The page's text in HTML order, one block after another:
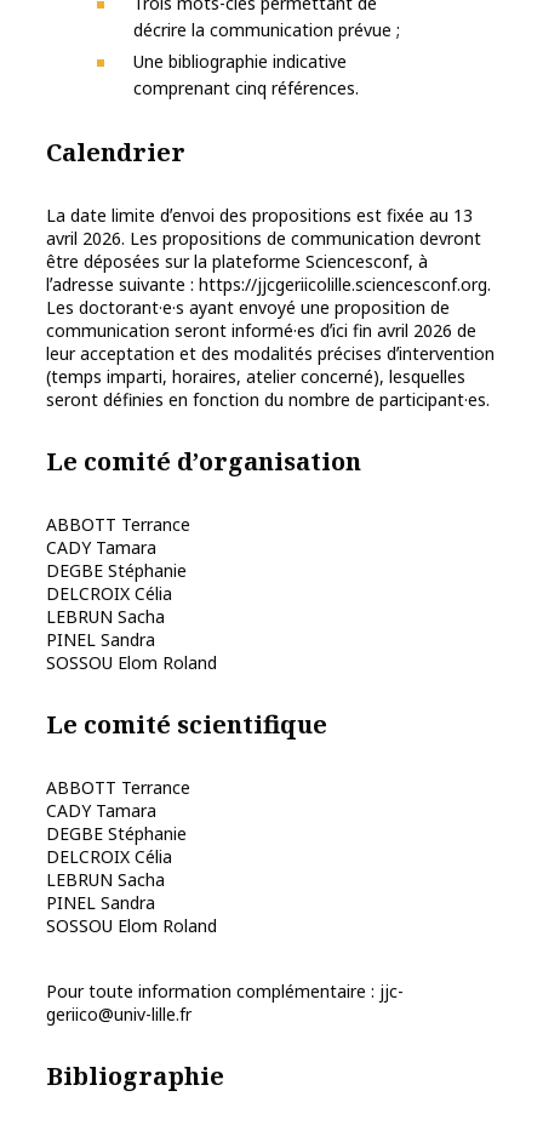
décrire la communication prévue ;
Une bibliographie indicative
comprenant cinq références.
Calendrier
La date limite dʼenvoi des propositions est fixée au 13
avril 2026. Les propositions de communication devront
être déposées sur la plateforme Sciencesconf, à
lʼadresse suivante : https://jjcgeriicolille.sciencesconf.org.
Les doctorant·e·s ayant envoyé une proposition de
communication seront informé·es dʼici fin avril 2026 de
leur acceptation et des modalités précises dʼintervention
(temps imparti, horaires, atelier concerné), lesquelles
seront définies en fonction du nombre de participant·es.
Le comité dʼorganisation
ABBOTT Terrance
CADY Tamara
DEGBE Stéphanie
DELCROIX Célia
LEBRUN Sacha
PINEL Sandra
SOSSOU Elom Roland
Le comité scientifique
ABBOTT Terrance
CADY Tamara
DEGBE Stéphanie
DELCROIX Célia
LEBRUN Sacha
PINEL Sandra
SOSSOU Elom Roland
Pour toute information complémentaire : jjc-
geriico@univ-lille.fr
Bibliographie